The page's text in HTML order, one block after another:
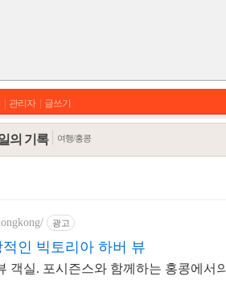
관리자 글쓰기
의 기록 여행/홍콩
광고
인 빅토리아 하버 뷰
객실. 포시즌스와 함께하는 홍콩에서
카테